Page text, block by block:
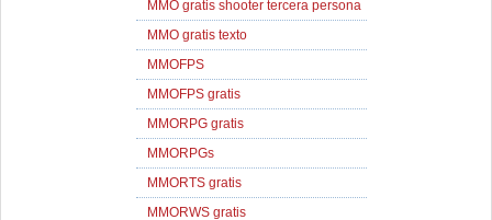
MMO gratis shooter tercera persona
MMO gratis texto
MMOFPS
MMOFPS gratis
MMORPG gratis
MMORPGs
MMORTS gratis
MMORWS gratis